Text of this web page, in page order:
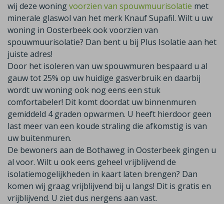
wij deze woningvoorzien van spouwmuurisolatie met
minerale glaswol van het merk Knauf Supafil. Wilt u uw
woning in Oosterbeek ook voorzien van
spouwmuurisolatie? Dan bent u bij Plus Isolatie aan het
juiste adres!
Door het isoleren van uw spouwmuren bespaard u al
gauw tot 25% op uw huidige gasverbruik en daarbij
wordt uw woning ook nog eens een stuk
comfortabeler! Dit komt doordat uw binnenmuren
gemiddeld 4 graden opwarmen. U heeft hierdoor geen
last meer van een koude straling die afkomstig is van
uw buitenmuren.
De bewoners aan de Bothaweg in Oosterbeek gingen u
al voor. Wilt u ook eens geheel vrijblijvend de
isolatiemogelijkheden in kaart laten brengen? Dan
komen wij graag vrijblijvend bij u langs! Dit is gratis en
vrijblijvend. U ziet dus nergens aan vast.